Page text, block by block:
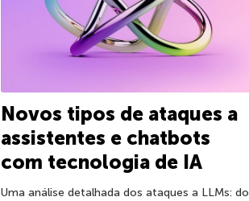
Novos tipos de ataques a
assistentes e chatbots
com tecnologia de IA
Uma análise detalhada dos ataques a LLMs: do